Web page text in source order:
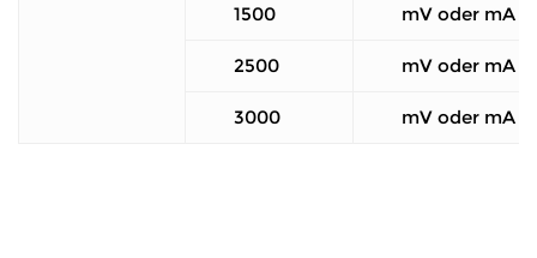
1500 mV oder mA
2500 mV oder mA
3000 mV oder mA